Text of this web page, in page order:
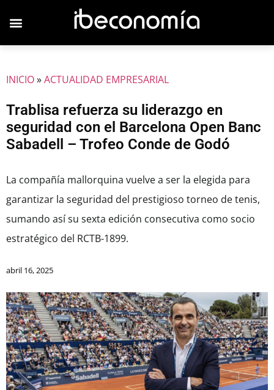
INICIO»ACTUALIDAD EMPRESARIAL
Trablisa refuerza su liderazgo en
seguridad con el Barcelona Open Banc
Sabadell – Trofeo Conde de Godó
La compañía mallorquina vuelve a ser la elegida para
garantizar la seguridad del prestigioso torneo de tenis,
sumando así su sexta edición consecutiva como socio
estratégico del RCTB-1899.
abril 16, 2025